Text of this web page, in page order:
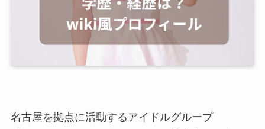
名古屋を拠点に活動するアイドルグループ